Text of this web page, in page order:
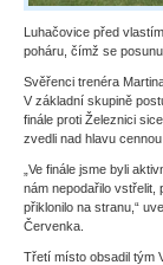
Luhačovice před
poháru, čímž se
Svěřenci trenéra
V základní skupině
finále proti Železnici
zvedli nad hlavu cennou
„Ve finále jsme byli
nám nepodařilo vstřelit,
přiklonilo na stranu,“
Červenka.
Třetí místo obsadil tým